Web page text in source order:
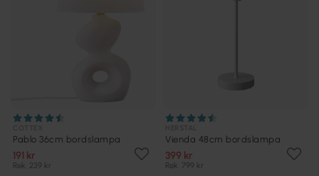
Pablo 36cm bordslampa
191 kr
Rek. 239 kr
Vienda 48cm bordslampa
399 kr
Rek. 799 kr